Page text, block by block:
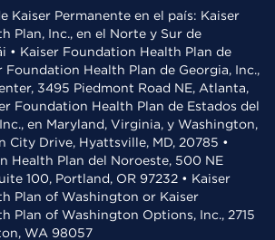
Kaiser Permanente en el país: Kaiser
Plan, Inc., en el Norte y Sur de
• Kaiser Foundation Health Plan de
Foundation Health Plan de Georgia, Inc.,
3495 Piedmont Road NE, Atlanta,
Foundation Health Plan de Estados del
en Maryland, Virginia, y Washington,
City Drive, Hyattsville, MD, 20785 •
Health Plan del Noroeste, 500 NE
100, Portland, OR 97232 • Kaiser
Plan of Washington or Kaiser
Plan of Washington Options, Inc., 2715
WA 98057